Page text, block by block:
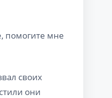
помогите мне
своих
они